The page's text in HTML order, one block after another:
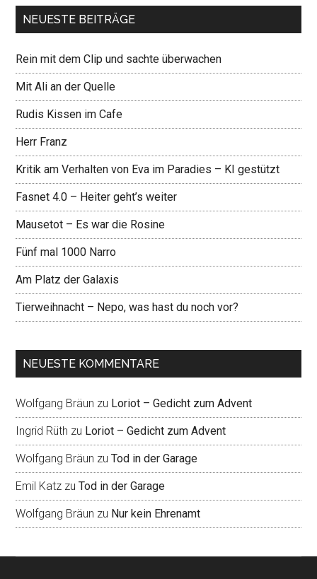
NEUESTE BEITRÄGE
Rein mit dem Clip und sachte überwachen
Mit Ali an der Quelle
Rudis Kissen im Cafe
Herr Franz
Kritik am Verhalten von Eva im Paradies – KI gestützt
Fasnet 4.0 – Heiter geht’s weiter
Mausetot – Es war die Rosine
Fünf mal 1000 Narro
Am Platz der Galaxis
Tierweihnacht – Nepo, was hast du noch vor?
NEUESTE KOMMENTARE
Wolfgang Bräun zu Loriot – Gedicht zum Advent
Ingrid Rüth zu Loriot – Gedicht zum Advent
Wolfgang Bräun zuTod in der Garage
Emil Katz zuTod in der Garage
Wolfgang Bräun zu Nur kein Ehrenamt